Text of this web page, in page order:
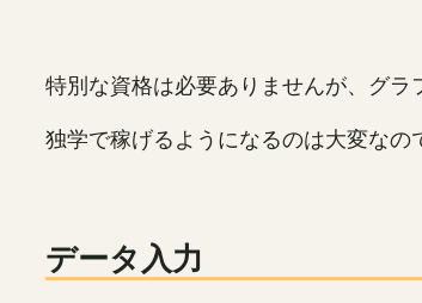
特別な資格は必要ありませんが、グラ
独学で稼げるようになるのは大変なの
データ入力